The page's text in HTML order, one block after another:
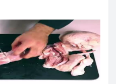
ножей Аркос Riviera
из
сочетая
Непревзойденную
«шелковый